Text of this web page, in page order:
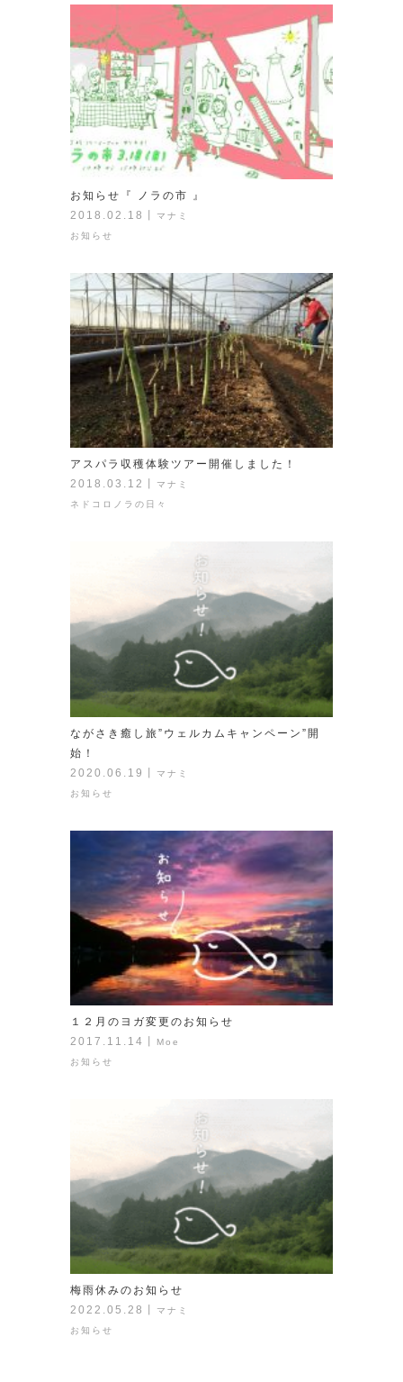
お知らせ『 ノラの市 』
2018.02.18
マナミ
お知らせ
アスパラ収穫体験ツアー開催しました！
2018.03.12
マナミ
ネドコロノラの日々
ながさき癒し旅”ウェルカムキャンペーン”開
始！
2020.06.19
マナミ
お知らせ
１２月のヨガ変更のお知らせ
2017.11.14
Moe
お知らせ
梅雨休みのお知らせ
2022.05.28
マナミ
お知らせ